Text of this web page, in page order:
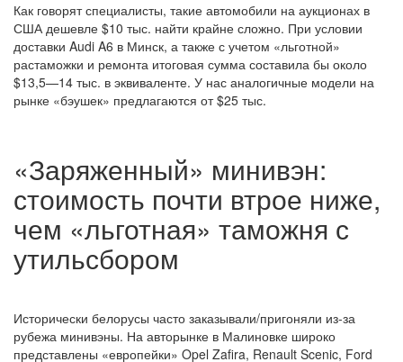
Как говорят специалисты, такие автомобили на аукционах в
США дешевле $10 тыс. найти крайне сложно. При условии
доставки Audi A6 в Минск, а также с учетом «льготной»
растаможки и ремонта итоговая сумма составила бы около
$13,5—14 тыс. в эквиваленте. У нас аналогичные модели на
рынке «бэушек» предлагаются от $25 тыс.
«Заряженный» минивэн:
стоимость почти втрое ниже,
чем «льготная» таможня с
утильсбором
Исторически белорусы часто заказывали/пригоняли из-за
рубежа минивэны. На авторынке в Малиновке широко
представлены «европейки» Opel Zafira, Renault Scenic, Ford